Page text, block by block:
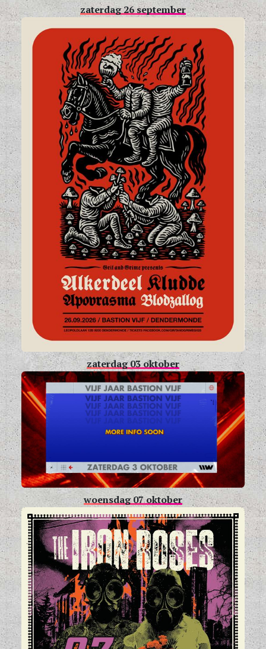
zaterdag 26 september
zaterdag 03 oktober
woensdag 07 oktober